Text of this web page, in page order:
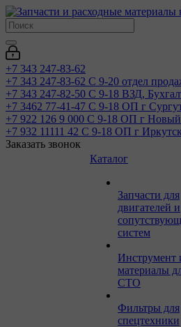
+7 343 247-83-62
+7 343 247-83-62 С 9-20 отдел
+7 343 247-82-50 С 9-18 ВЗД,
+7 3462 77-41-47 С 9-18 ОП г
+7 922 126 9 000 С 9-18 ОП г Новый
+7 932 11111 42 С 9-18 ОП г Иркутск
Заказать звонок
Каталог
Запчасти для
двигателей и
систем
Инструмент
материалы
СТО
Фильтры для
спецтехники